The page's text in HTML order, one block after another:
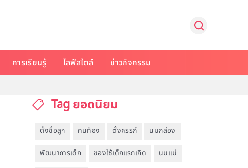
การเรียนรู้ ไลฟ์สไตล์ ข่าวกิจกรรม
Tag ยอดนิยม
ตั้งชื่อลูก คนท้อง ตั้งครรภ์ นมกล่อง
พัฒนาการเด็ก ของใช้เด็กแรกเกิด นมแม่